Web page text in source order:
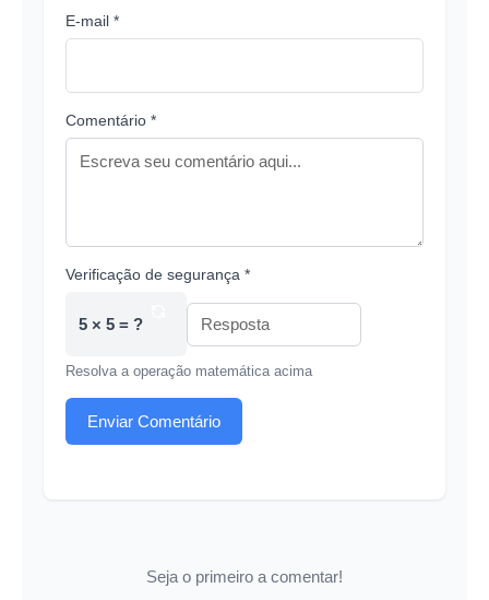
E-mail *
Comentário *
Verificação de segurança *
5 × 5 = ?
Resolva a operação matemática acima
Enviar Comentário
Seja o primeiro a comentar!